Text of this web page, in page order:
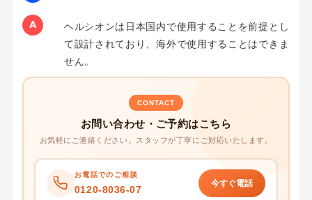
ヘルシオンは日本国内で使用することを前提とし
て設計されており、海外で使用することはできま
せん。
CONTACT
お問い合わせ・ご予約はこちら
お気軽にご連絡ください。スタッフが丁寧にご対応いたします。
お電話でのご相談
0120-8036-07
今すぐ電話